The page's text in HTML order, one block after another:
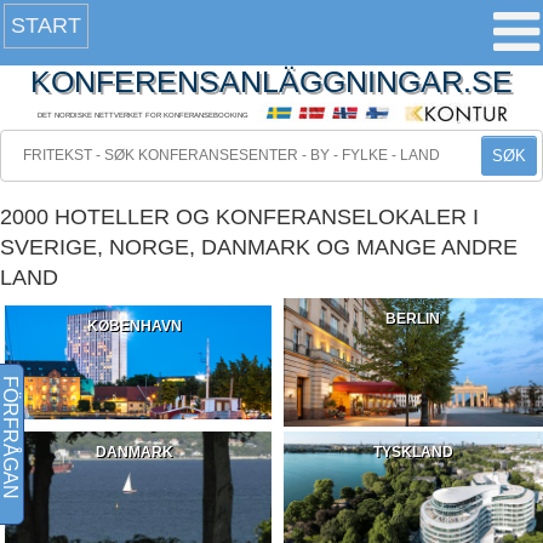
START
KONFERENSANLÄGGNINGAR.SE
DET NORDISKE NETTVERKET FOR KONFERANSEBOOKING
SØK
2000 HOTELLER OG KONFERANSELOKALER I
SVERIGE, NORGE, DANMARK OG MANGE ANDRE
LAND
KØBENHAVN BERLIN
DANMARK TYSKLAND
FÖRFRÅGAN